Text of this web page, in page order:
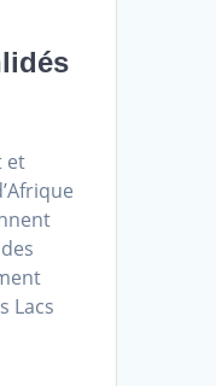
et
Lacs